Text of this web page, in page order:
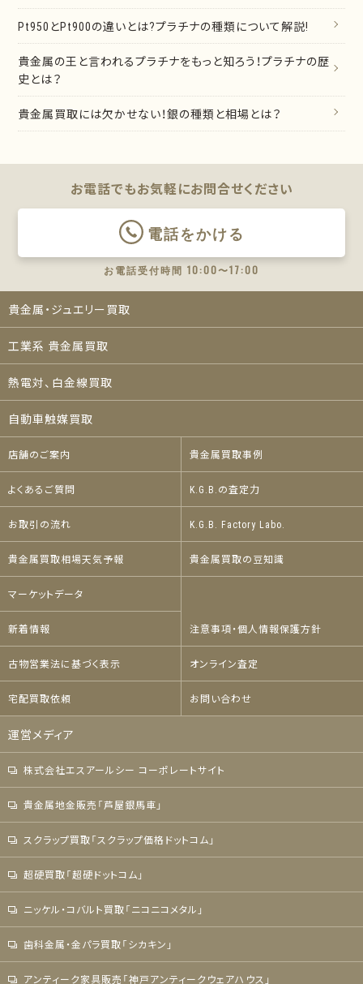
Pt950とPt900の違いとは?プラチナの種類について解説!
貴金属の王と言われるプラチナをもっと知ろう！プラチナの歴
史とは？
貴金属買取には欠かせない！銀の種類と相場とは？
お電話でもお気軽にお問合せください
電話をかける
お電話受付時間 10:00〜17:00
貴金属・ジュエリー買取
工業系 貴金属買取
熱電対、白金線買取
自動車触媒買取
店舗のご案内 貴金属買取事例
よくあるご質問 K.G.B.の査定力
お取引の流れ K.G.B. Factory Labo.
貴金属買取相場天気予報 貴金属買取の豆知識
マーケットデータ
新着情報 注意事項・個人情報保護方針
古物営業法に基づく表示 オンライン査定
宅配買取依頼 お問い合わせ
運営メディア
株式会社エスアールシー コーポレートサイト
貴金属地金販売「芦屋銀馬車」
スクラップ買取「スクラップ価格ドットコム」
超硬買取「超硬ドットコム」
ニッケル・コバルト買取「ニコニコメタル」
歯科金属・金パラ買取「シカキン」
アンティーク家具販売「神戸アンティークウェアハウス」